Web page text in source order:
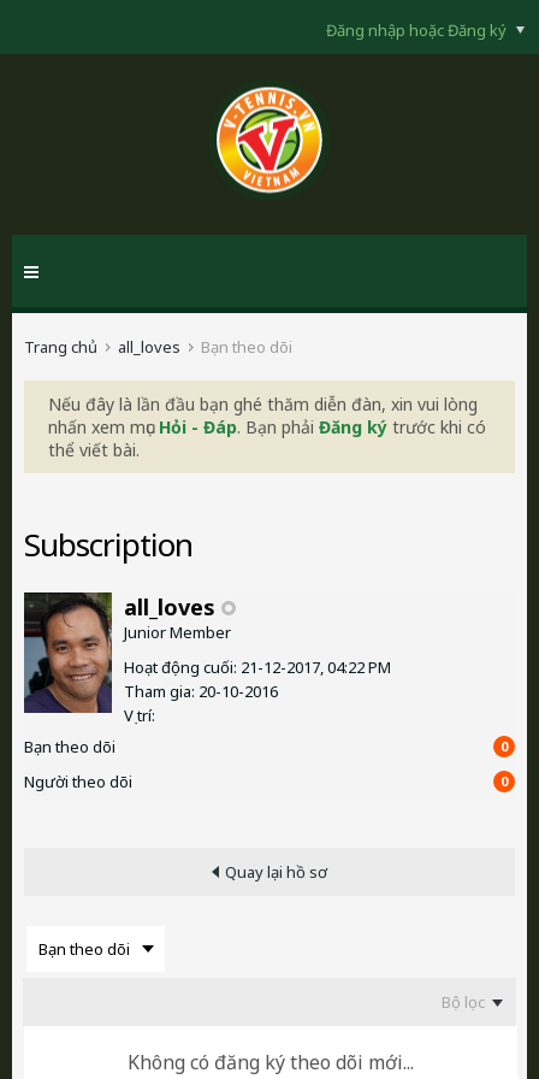
Đăng nhập hoặc Đăng ký
Trang chủ all_loves Bạn theo dõi
Nếu đây là lần đầu bạn ghé thăm diễn đàn, xin vui lòng
nhấn xem mục Hỏi - Đáp. Bạn phải Đăng ký trước khi có
thể viết bài.
Subscription
all_loves
Junior Member
Hoạt động cuối: 21-12-2017, 04:22 PM
Tham gia: 20-10-2016
Vị trí:
Bạn theo dõi
0
Người theo dõi 0
Quay lại hồ sơ
Bộ lọc
Không có đăng ký theo dõi mới...